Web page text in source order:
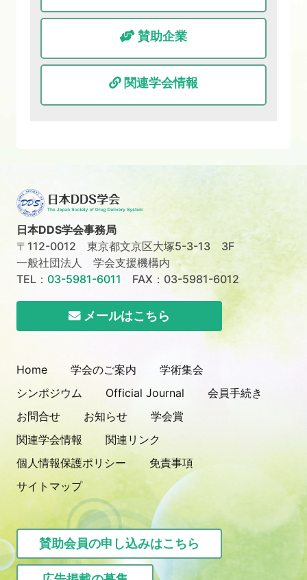
賛助企業
関連学会情報
日本DDS学会事務局
〒112-0012 東京都文京区大塚5-3-13 3F
一般社団法人 学会支援機構内
TEL： 03-5981-6011 FAX：03-5981-6012
メールはこちら
Home 学会のご案内
学術集会
シンポジウム
Official Journal
会員手続き
お問合せ
お知らせ
学会賞
関連学会情報
関連リンク
個人情報保護ポリシー
免責事項
サイトマップ
賛助会員の申し込みはこちら